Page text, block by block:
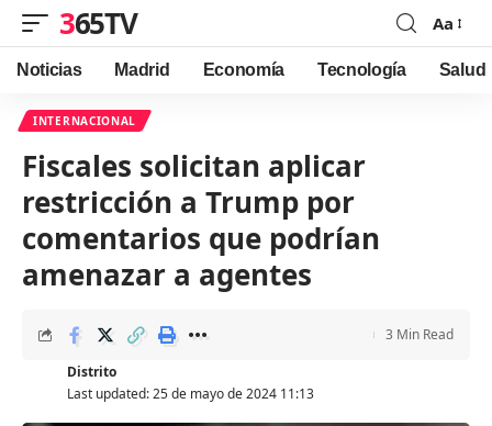
365TV
Font
Resizer
Aa
Noticias Madrid Economía Tecnología Salud
INTERNACIONAL
Fiscales solicitan aplicar
restricción a Trump por
comentarios que podrían
amenazar a agentes
Last updated: 25 de mayo de 2024 11:13
Distrito
3 Min Read